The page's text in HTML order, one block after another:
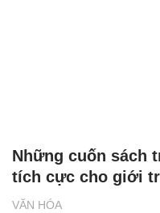
VĂN HÓA
Những cuốn sách
tích cực cho giới